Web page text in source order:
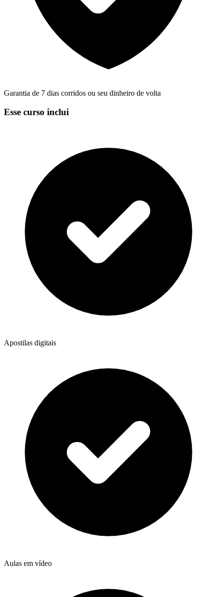
Garantia de 7 dias corridos ou seu dinheiro de volta
Esse curso inclui
Apostilas digitais
Aulas em vídeo